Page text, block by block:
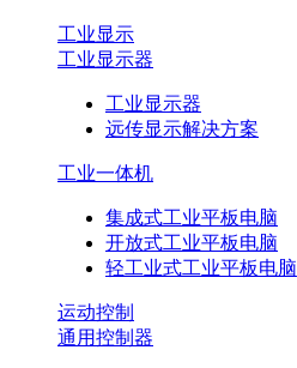
工业显示
工业显示器
工业显示器
远传显示解决方案
工业一体机
集成式工业平板电脑
开放式工业平板电脑
轻工业式工业平板电脑
运动控制
通用控制器